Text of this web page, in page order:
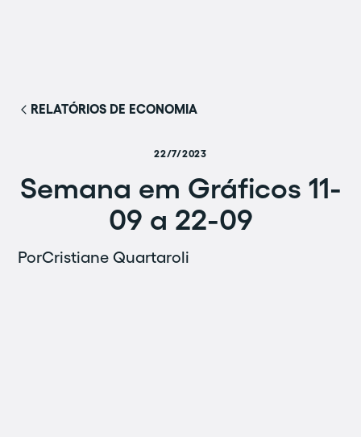
RELATÓRIOS DE ECONOMIA
22/7/2023
Semana em Gráficos 11-
09 a 22-09
PorCristiane Quartaroli